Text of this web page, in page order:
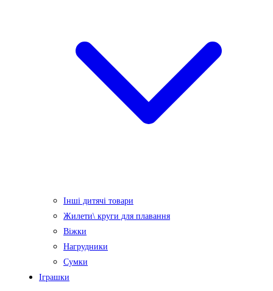
Інші дитячі товари
Жилети\ круги для плавання
Віжки
Нагрудники
Сумки
Іграшки